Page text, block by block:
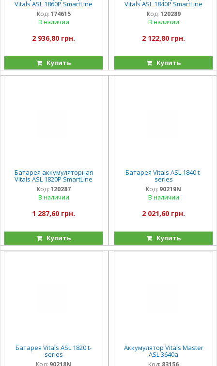
Vitals ASL 1860P SmartLine
Код: 174615
В наличии
2 936,80 грн.
Купить
Vitals ASL 1840P SmartLine
Код: 120289
В наличии
2 122,80 грн.
Купить
Батарея аккумуляторная
Vitals ASL 1820P SmartLine
Код: 120287
В наличии
1 287,60 грн.
Купить
Батарея Vitals ASL 1840 t-
series
Код: 90219N
В наличии
2 021,60 грн.
Купить
Батарея Vitals ASL 1820 t-
series
Код: 90218N
Аккумулятор Vitals Master
ASL 3640a
Код: 83156